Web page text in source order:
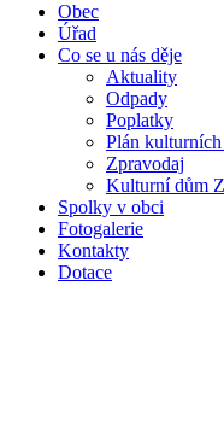
Obec
Úřad
Co se u nás děje
Aktuality
Odpady
Poplatky
Plán
Zpravodaj
Kulturní dům
Spolky v obci
Fotogalerie
Kontakty
Dotace